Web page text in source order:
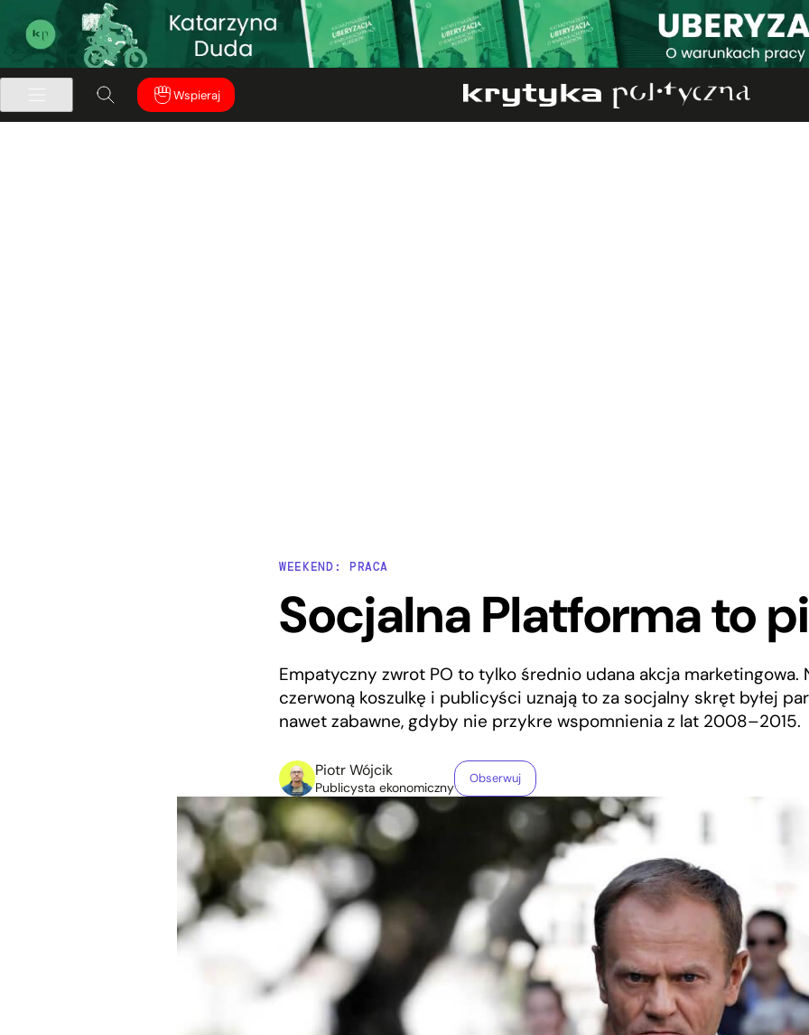
Wspieraj
WEEKEND: PRACA
Socjalna Platforma to
Empatyczny zwrot PO to tylko średnio udana akcja marketingowa.
czerwoną koszulkę i publicyści uznają to za socjalny skręt byłej
nawet zabawne, gdyby nie przykre wspomnienia z lat 2008–2015.
Piotr Wójcik
Publicysta ekonomiczny
Obserwuj